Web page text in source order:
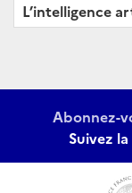
L’intelligence
Abonnez-
Suivez